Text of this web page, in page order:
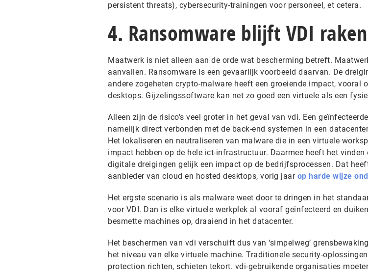
persistent threats), cybersecurity-trainingen voor personeel, et cetera.
4. Ransomware blijft VDI raken
Maatwerk is niet alleen aan de orde wat bescherming betreft.
aanvallen. Ransomware is een gevaarlijk voorbeeld daarvan. De
andere zogeheten crypto-malware heeft een groeiende impact, vooral
desktops. Gijzelingssoftware kan net zo goed een virtuele als een
Alleen zijn de risico’s veel groter in het geval van vdi. Een
namelijk direct verbonden met de back-end systemen in een
Het lokaliseren en neutraliseren van malware die in een virtuele
impact hebben op de hele ict-infrastructuur. Daarmee heeft het vinden
digitale dreigingen gelijk een impact op de bedrijfsprocessen. Dat
aanbieder van cloud en hosted desktops, vorig jaar op harde wijze
Het ergste scenario is als malware weet door te dringen in het
voor VDI. Dan is elke virtuele werkplek al vooraf geïnfecteerd en
besmette machines op, draaiend in het datacenter.
Het beschermen van vdi verschuift dus van ‘simpelweg’
het niveau van elke virtuele machine. Traditionele security-
protection richten, schieten tekort. vdi-gebruikende organisaties